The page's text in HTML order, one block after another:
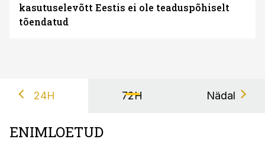
kasutuselevõtt Eestis ei ole teaduspõhiselt
tõendatud
24H 72H Nädal
ENIMLOETUD